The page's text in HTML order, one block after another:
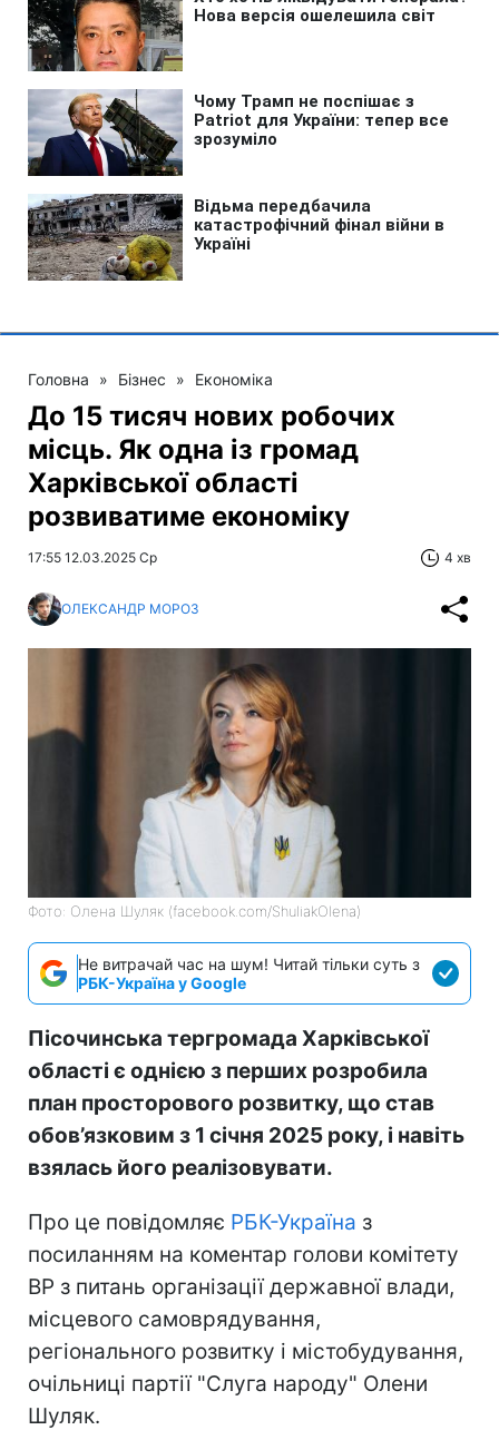
Головна » Бізнес » Економіка
До 15 тисяч нових робочих
місць. Як одна із громад
Харківської області
розвиватиме економіку
17:55 12.03.2025 Ср 4 хв
ОЛЕКСАНДР МОРОЗ
Фото: Олена Шуляк (facebook.com/ShuliakOlena)
Не витрачай час на шум! Читай тільки суть з
РБК-Україна у Google
Пісочинська тергромада Харківської
області є однією з перших розробила
план просторового розвитку, що став
обов’язковим з 1 січня 2025 року, і навіть
взялась його реалізовувати.
Про це повідомляє РБК-Україна з
посиланням на коментар голови комітету
ВР з питань організації державної влади,
місцевого самоврядування,
регіонального розвитку і містобудування,
очільниці партії "Слуга народу" Олени
Шуляк.